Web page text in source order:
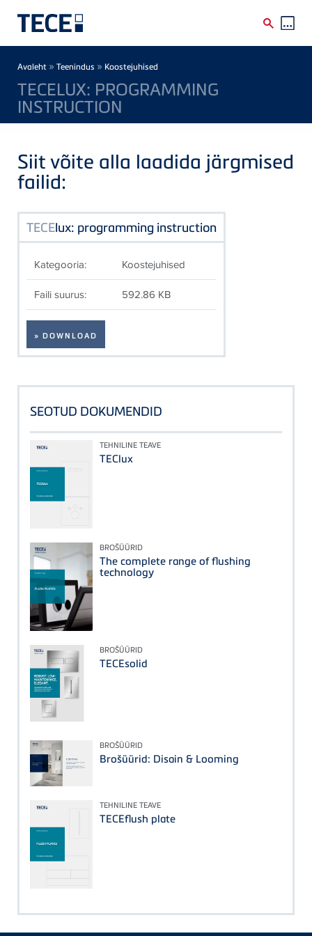
Breadcrumb
Avaleht » Teenindus » Koostejuhised
TECELUX: PROGRAMMING
INSTRUCTION
Siit võite alla laadida järgmised
failid:
TECElux: programming instruction
Kategooria: Koostejuhised
Faili suurus: 592.86 KB
» DOWNLOAD
SEOTUD DOKUMENDID
TEHNILINE TEAVE
TEClux
BROŠÜÜRID
The complete range of flushing
technology
BROŠÜÜRID
TECEsolid
BROŠÜÜRID
Brošüürid: Disain & Looming
TEHNILINE TEAVE
TECEflush plate